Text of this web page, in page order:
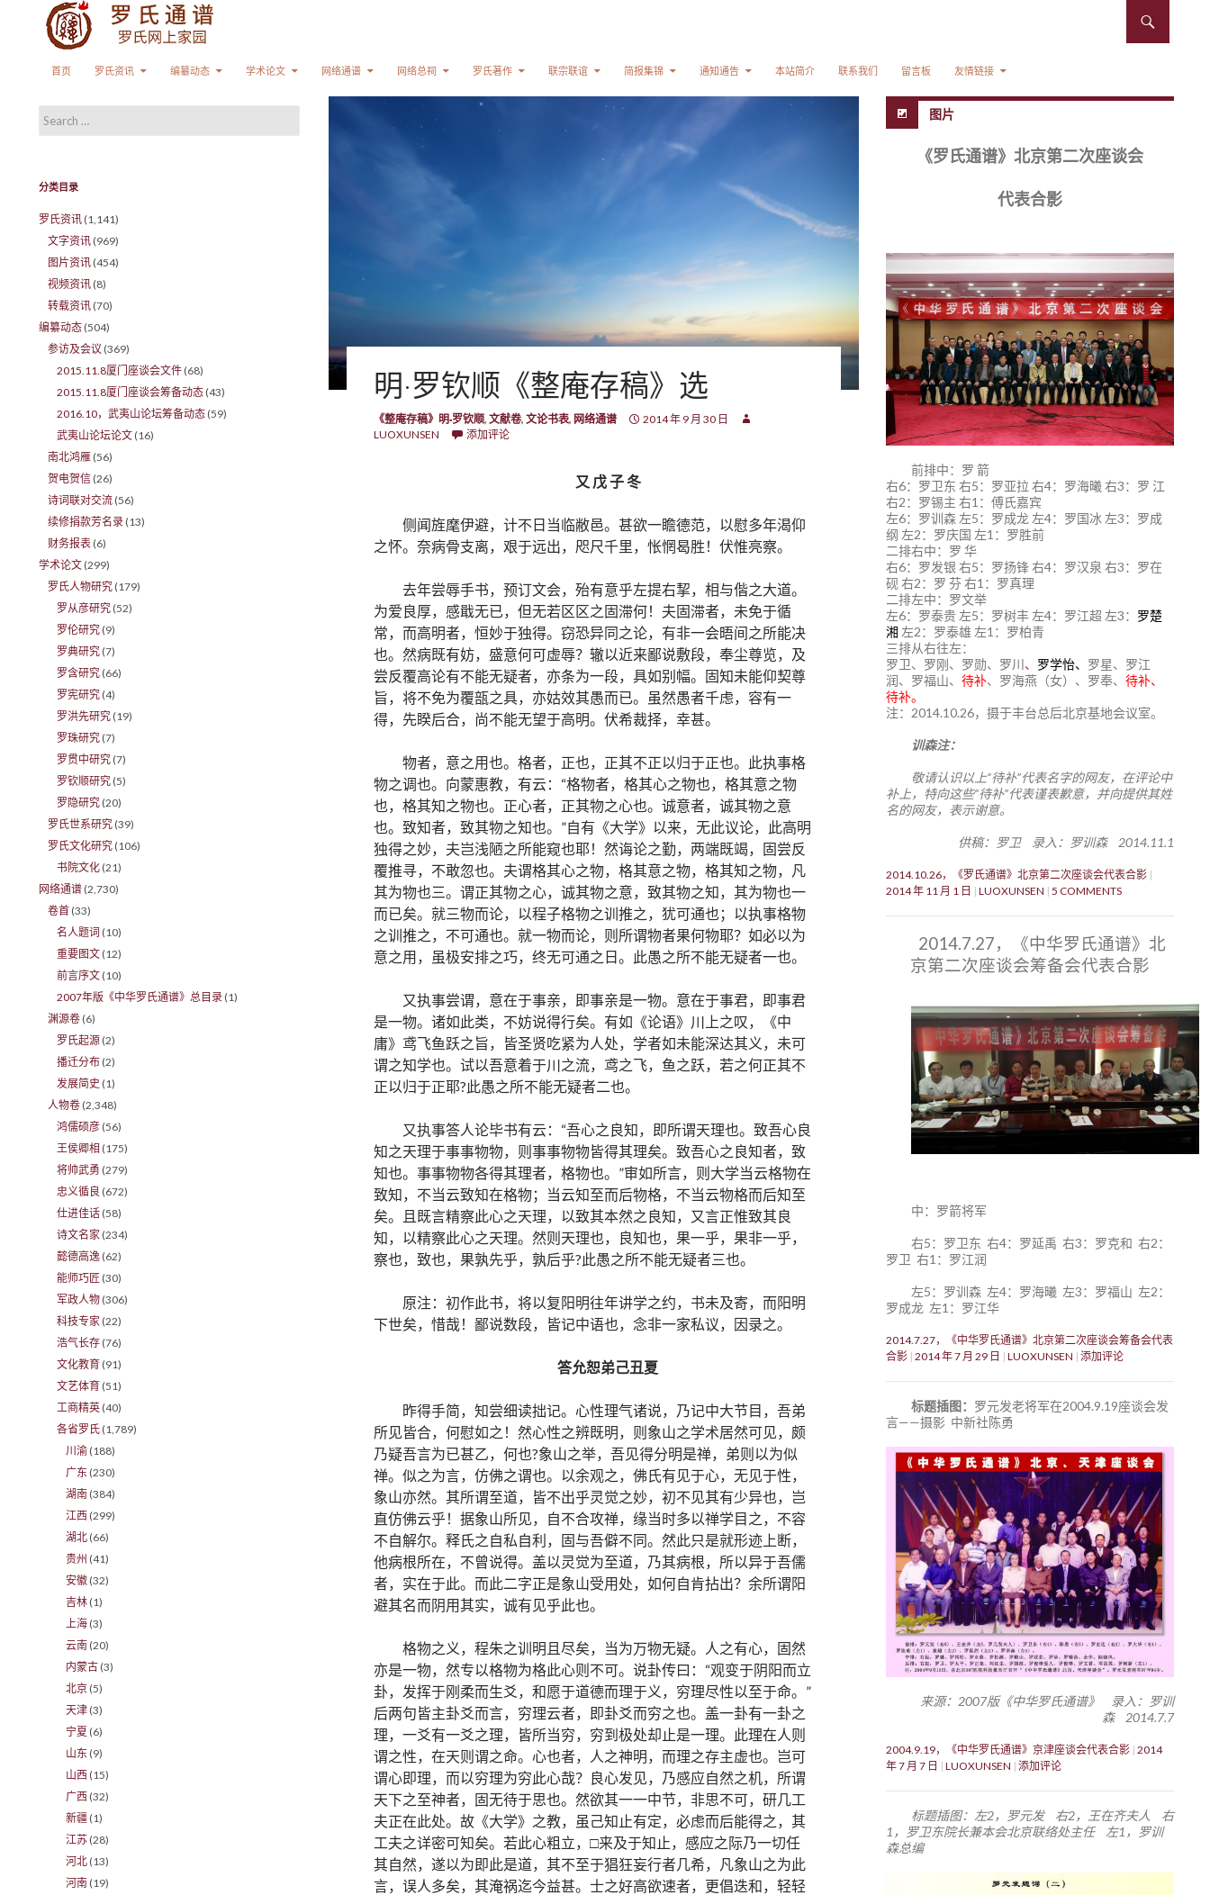
首页
罗氏资讯 编纂动态 学术论文 网络通谱 网络总祠 罗氏著作 联宗联谊 简报集锦 通知通告 本站简介 联系我们 留言板 友情链接
明·罗钦顺《整庵存稿》选
《整庵存稿》明·罗钦顺, 文献卷, 文论书表, 网络通谱
2014 年 9 月 30 日
LUOXUNSEN
添加评论
又 戊 子 冬
侧闻旌麾伊避，计不日当临敝邑。甚欲一瞻德范，以慰多年渴仰
之怀。奈病骨支离，艰于远出，咫尺千里，怅惘曷胜！伏惟亮察。
去年尝辱手书，预订文会，殆有意乎左提右挈，相与偕之大道。
为爱良厚，感戢无已，但无若区区之固滞何！夫固滞者，未免于循
常，而高明者，恒妙于独得。窃恐异同之论，有非一会晤间之所能决
也。然病既有妨，盛意何可虚辱？辙以近来鄙说敷段，奉尘尊览，及
尝反覆高论有不能无疑者，亦条为一段，具如别幅。固知未能仰契尊
旨，将不免为覆瓿之具，亦姑效其愚而已。虽然愚者千虑，容有一
得，先睽后合，尚不能无望于高明。伏希裁择，幸甚。
物者，意之用也。格者，正也，正其不正以归于正也。此执事格
物之调也。向蒙惠教，有云：“格物者，格其心之物也，格其意之物
也，格其知之物也。正心者，正其物之心也。诚意者，诚其物之意
也。致知者，致其物之知也。”自有《大学》以来，无此议论，此高明
独得之妙，夫岂浅陋之所能窥也耶！然诲论之勤，两端既竭，固尝反
覆推寻，不敢忽也。夫谓格其心之物，格其意之物，格其知之物，凡
其为物也三。谓正其物之心，诚其物之意，致其物之知，其为物也一
而已矣。就三物而论，以程子格物之训推之，犹可通也；以执事格物
之训推之，不可通也。就一物而论，则所谓物者果何物耶？如必以为
意之用，虽极安排之巧，终无可通之日。此愚之所不能无疑者一也。
又执事尝谓，意在于事亲，即事亲是一物。意在于事君，即事君
是一物。诸如此类，不妨说得行矣。有如《论语》川上之叹，《中
庸》鸢飞鱼跃之旨，皆圣贤吃紧为人处，学者如未能深达其义，未可
谓之知学也。试以吾意着于川之流，鸢之飞，鱼之跃，若之何正其不
正以归于正耶?此愚之所不能无疑者二也。
又执事答人论毕书有云：“吾心之良知，即所谓天理也。致吾心良
知之天理于事事物物，则事事物物皆得其理矣。致吾心之良知者，致
知也。事事物物各得其理者，格物也。”审如所言，则大学当云格物在
致知，不当云致知在格物；当云知至而后物格，不当云物格而后知至
矣。且既言精察此心之天理，以致其本然之良知，又言正惟致其良
知，以精察此心之天理。然则天理也，良知也，果一乎，果非一乎，
察也，致也，果孰先乎，孰后乎?此愚之所不能无疑者三也。
原注：初作此书，将以复阳明往年讲学之约，书未及寄，而阳明
下世矣，惜哉！鄙说数段，皆记中语也，念非一家私议，因录之。
答允恕弟己丑夏
昨得手简，知尝细读拙记。心性理气诸说，乃记中大节目，吾弟
所见皆合，何慰如之！然心性之辨既明，则象山之学术居然可见，颇
乃疑吾言为已甚乙，何也?象山之举，吾见得分明是禅，弟则以为似
禅。似之为言，仿佛之谓也。以余观之，佛氏有见于心，无见于性，
象山亦然。其所谓至道，皆不出乎灵觉之妙，初不见其有少异也，岂
直仿佛云乎！据象山所见，自不合攻禅，缘当时多以禅学目之，不容
不自解尔。释氏之自私自利，固与吾僻不同。然此只是就形迹上断，
他病根所在，不曾说得。盖以灵觉为至道，乃其病根，所以异于吾儒
者，实在于此。而此二字正是象山受用处，如何自肯拈出？余所谓阳
避其名而阴用其实，诚有见乎此也。
格物之义，程朱之训明且尽矣，当为万物无疑。人之有心，固然
亦是一物，然专以格物为格此心则不可。说卦传曰：“观变于阴阳而立
卦，发挥于刚柔而生爻，和愿于道德而理于义，穷理尽性以至于命。”
后两句皆主卦爻而言，穷理云者，即卦爻而穷之也。盖一卦有一卦之
理，一爻有一爻之理，皆所当穷，穷到极处却止是一理。此理在人则
谓之性，在天则谓之命。心也者，人之神明，而理之存主虚也。岂可
谓心即理，而以穷理为穷此心哉？良心发见，乃感应自然之机，所谓
天下之至神者，固无待于思也。然欲其一一中节，非思不可，研几工
夫正在此处。故《大学》之教，虽己知止有定，必虑而后能得之，其
工夫之详密可知矣。若此心粗立，□来及于知止，感应之际乃一切任
其自然，遂以为即此是道，其不至于猖狂妄行者几希，凡象山之为此
言，误人多矣，其淹祸迄今益甚。士之好高欲速者，更倡迭和，轻轻
图片
《罗氏通谱》北京第二次座谈会
代表合影
前排中：罗 箭
右6：罗卫东 右5：罗亚拉 右4：罗海曦 右3：罗 江
右2：罗锡主 右1：傅氏嘉宾
左6：罗训森 左5：罗成龙 左4：罗国冰 左3：罗成
纲 左2：罗庆国 左1：罗胜前
二排右中：罗 华
右6：罗发银 右5：罗扬锋 右4：罗汉泉 右3：罗在
砚 右2：罗 芬 右1：罗真理
二排左中：罗文举
左6：罗泰贵 左5：罗树丰 左4：罗江超 左3： 罗楚
湘 左2：罗泰雄 左1：罗柏青
三排从右往左：
罗卫、罗刚、罗勋、罗川、 罗学怡、 罗星、罗江
润、罗福山、 待补、罗海燕（女）、罗奉、 待补、
待补。
注：2014.10.26，摄于丰台总后北京基地会议室。
训森注：
敬请认识以上“待补”代表名字的网友，在评论中
补上，特向这些“待补”代表谨表歉意，并向提供其姓
名的网友，表示谢意。
供稿：罗卫 录入：罗训森 2014.11.1
2014.10.26，《罗氏通谱》北京第二次座谈会代表合影
2014 年 11 月 1 日
LUOXUNSEN 5 COMMENTS
2014.7.27，《中华罗氏通谱》北
京第二次座谈会筹备会代表合影
中：罗箭将军
右5：罗卫东 右4：罗延禹 右3：罗克和 右2：
罗卫 右1：罗江润
左5：罗训森 左4：罗海曦 左3：罗福山 左2：
罗成龙 左1：罗江华
2014.7.27，《中华罗氏通谱》北京第二次座谈会筹备会代表
合影 2014 年 7 月 29 日 LUOXUNSEN 添加评论
标题插图： 罗元发老将军在2004.9.19座谈会发
言——摄影 中新社陈勇
来源：2007版《中华罗氏通谱》 录入：罗训
森 2014.7.7
2004.9.19，《中华罗氏通谱》京津座谈会代表合影 2014
年 7 月 7 日
LUOXUNSEN 添加评论
标题插图：左2，罗元发 右2，王在齐夫人 右
1，罗卫东院长兼本会北京联络处主任 左1，罗训
森总编
Search for:
分类目录
罗氏资讯 (1,141)
文字资讯 (969)
图片资讯 (454)
视频资讯 (8)
转载资讯 (70)
编纂动态 (504)
参访及会议 (369)
2015.11.8厦门座谈会文件 (68)
2015.11.8厦门座谈会筹备动态 (43)
2016.10，武夷山论坛筹备动态 (59)
武夷山论坛论文 (16)
南北鸿雁 (56)
贺电贺信 (26)
诗词联对交流 (56)
续修捐款芳名录 (13)
财务报表 (6)
学术论文 (299)
罗氏人物研究 (179)
罗从彦研究 (52)
罗伦研究 (9)
罗典研究 (7)
罗含研究 (66)
罗宪研究 (4)
罗洪先研究 (19)
罗珠研究 (7)
罗贯中研究 (7)
罗钦顺研究 (5)
罗隐研究 (20)
罗氏世系研究 (39)
罗氏文化研究 (106)
书院文化 (21)
网络通谱 (2,730)
卷首 (33)
名人题词 (10)
重要图文 (12)
前言序文 (10)
2007年版《中华罗氏通谱》总目录 (1)
渊源卷 (6)
罗氏起源 (2)
播迁分布 (2)
发展简史 (1)
人物卷 (2,348)
鸿儒硕彦 (56)
王侯卿相 (175)
将帅武勇 (279)
忠义循良 (672)
仕进佳话 (58)
诗文名家 (234)
懿德高逸 (62)
能师巧匠 (30)
军政人物 (306)
科技专家 (22)
浩气长存 (76)
文化教育 (91)
文艺体育 (51)
工商精英 (40)
各省罗氏 (1,789)
川渝 (188)
广东 (230)
湖南 (384)
江西 (299)
湖北 (66)
贵州 (41)
安徽 (32)
吉林 (1)
上海 (3)
云南 (20)
内蒙古 (3)
北京 (5)
天津 (3)
宁夏 (6)
山东 (9)
山西 (15)
广西 (32)
新疆 (1)
江苏 (28)
河北 (13)
河南 (19)